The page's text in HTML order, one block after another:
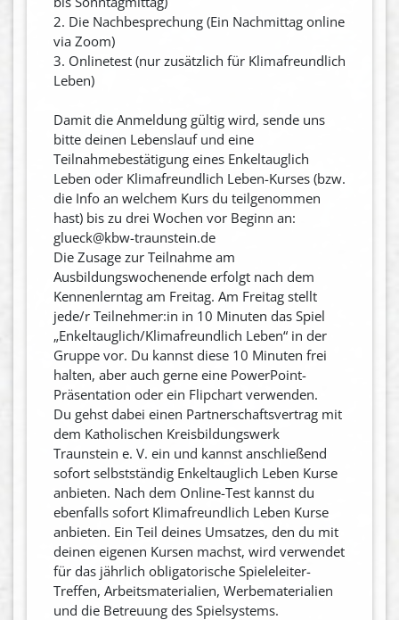
2. Die Nachbesprechung (Ein Nachmittag online
via Zoom)
3. Onlinetest (nur zusätzlich für Klimafreundlich
Leben)
Damit die Anmeldung gültig wird, sende uns
bitte deinen Lebenslauf und eine
Teilnahmebestätigung eines Enkeltauglich
Leben oder Klimafreundlich Leben-Kurses (bzw.
die Info an welchem Kurs du teilgenommen
hast) bis zu drei Wochen vor Beginn an:
glueck@kbw-traunstein.de
Die Zusage zur Teilnahme am
Ausbildungswochenende erfolgt nach dem
Kennenlerntag am Freitag. Am Freitag stellt
jede/r Teilnehmer:in in 10 Minuten das Spiel
„Enkeltauglich/Klimafreundlich Leben“ in der
Gruppe vor. Du kannst diese 10 Minuten frei
halten, aber auch gerne eine PowerPoint-
Präsentation oder ein Flipchart verwenden.
Du gehst dabei einen Partnerschaftsvertrag mit
dem Katholischen Kreisbildungswerk
Traunstein e. V. ein und kannst anschließend
sofort selbstständig Enkeltauglich Leben Kurse
anbieten. Nach dem Online-Test kannst du
ebenfalls sofort Klimafreundlich Leben Kurse
anbieten. Ein Teil deines Umsatzes, den du mit
deinen eigenen Kursen machst, wird verwendet
für das jährlich obligatorische Spieleleiter-
Treffen, Arbeitsmaterialien, Werbematerialien
und die Betreuung des Spielsystems.